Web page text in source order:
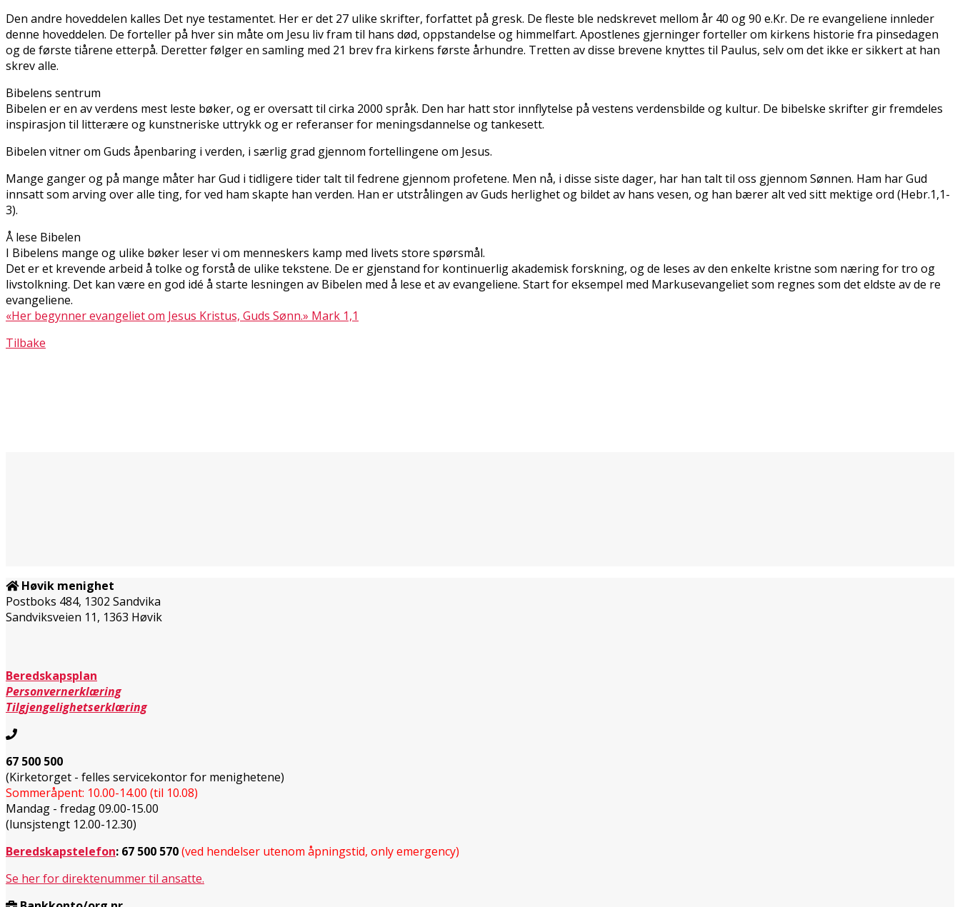
Den andre hoveddelen kalles Det nye testamentet. Her er det 27 ulike skrifter, forfattet på gresk. De fleste ble nedskrevet mellom år 40 og 90 e.Kr. De fire evangeliene innleder
denne hoveddelen. De forteller på hver sin måte om Jesu liv fram til hans død, oppstandelse og himmelfart. Apostlenes gjerninger forteller om kirkens historie fra pinsedagen
og de første tiårene etterpå. Deretter følger en samling med 21 brev fra kirkens første århundre. Tretten av disse brevene knyttes til Paulus, selv om det ikke er sikkert at han
skrev alle.
Bibelens sentrum
Bibelen er en av verdens mest leste bøker, og er oversatt til cirka 2000 språk. Den har hatt stor innflytelse på vestens verdensbilde og kultur. De bibelske skrifter gir fremdeles
inspirasjon til litterære og kunstneriske uttrykk og er referanser for meningsdannelse og tankesett.
Bibelen vitner om Guds åpenbaring i verden, i særlig grad gjennom fortellingene om Jesus.
Mange ganger og på mange måter har Gud i tidligere tider talt til fedrene gjennom profetene. Men nå, i disse siste dager, har han talt til oss gjennom Sønnen. Ham har Gud
innsatt som arving over alle ting, for ved ham skapte han verden. Han er utstrålingen av Guds herlighet og bildet av hans vesen, og han bærer alt ved sitt mektige ord (Hebr.1,1-
3).
Å lese Bibelen
I Bibelens mange og ulike bøker leser vi om menneskers kamp med livets store spørsmål.
Det er et krevende arbeid å tolke og forstå de ulike tekstene. De er gjenstand for kontinuerlig akademisk forskning, og de leses av den enkelte kristne som næring for tro og
livstolkning. Det kan være en god idé å starte lesningen av Bibelen med å lese et av evangeliene. Start for eksempel med Markusevangeliet som regnes som det eldste av de fire
evangeliene.
«Her begynner evangeliet om Jesus Kristus, Guds Sønn.» Mark 1,1
Tilbake
Høvik menighet
Postboks 484, 1302 Sandvika
Sandviksveien 11, 1363 Høvik
Beredskapsplan
Personvernerklæring
Tilgjengelighetserklæring
67 500 500
(Kirketorget - felles servicekontor for menighetene)
Sommeråpent: 10.00-14.00 (til 10.08)
Mandag - fredag 09.00-15.00
(lunsjstengt 12.00-12.30)
Beredskapstelefon: 67 500 570(ved hendelser utenom åpningstid, only emergency)
Se her for direktenummer til ansatte.